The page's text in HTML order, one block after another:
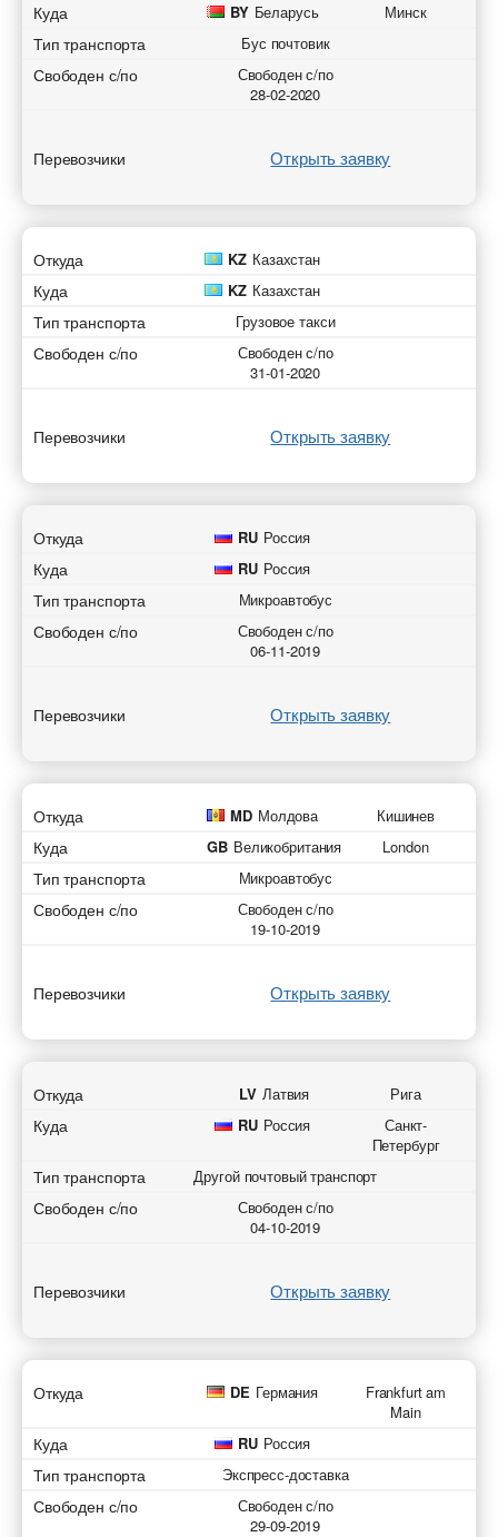
Куда BY Беларусь Минск
Тип транспорта Бус почтовик
Свободен с/по
Свободен с/по
28-02-2020
Перевозчики Открыть заявку
Откуда KZ Казахстан
Куда KZ Казахстан
Тип транспорта Грузовое такси
Свободен с/по
Свободен с/по
31-01-2020
Перевозчики Открыть заявку
Откуда RU Россия
Куда RU Россия
Тип транспорта Микроавтобус
Свободен с/по
Свободен с/по
06-11-2019
Перевозчики Открыть заявку
Откуда MD Молдова Кишинев
Куда GB Великобритания London
Тип транспорта Микроавтобус
Свободен с/по
Свободен с/по
19-10-2019
Перевозчики Открыть заявку
Откуда LV Латвия Рига
Куда RU Россия
Санкт-
Петербург
Тип транспорта Другой почтовый транспорт
Свободен с/по
Свободен с/по
04-10-2019
Перевозчики Открыть заявку
Откуда DE Германия
Frankfurt am
Main
Куда RU Россия
Тип транспорта Экспресс-доставка
Свободен с/по
Свободен с/по
29-09-2019